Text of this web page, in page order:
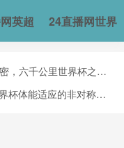
英超 24直播网世界
，六千公里世界杯之旅
杯体能适应的非对称调